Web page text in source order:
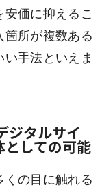
価に抑えるこ
箇所が複数ある
手法といえま
ジタルサイ
しての可能
くの目に触れる